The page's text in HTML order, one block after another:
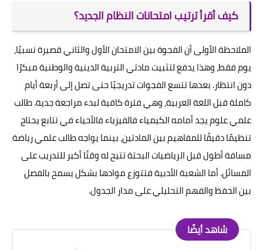
كيف أقرأ ترتيب امتحانات النظام الجديد؟
الملاحظة الأولى أن الفجوة بين الامتحان الأول والثاني قصيرة نسبيًا،
يوم فقط، وهذا يدفع لتثبيت مادتي التربية الدينية والوطنية مبكرًا
دون انتظار. بعدها تتسع الفجوات تدريجيًا حتى تصل إلى أربعة أيام
كاملة قبل اللغة العربية، وهي فترة كافية لبدء مراجعة جدية. طالب
علمي علوم يجد أمامه الكيمياء فالفيزياء فالأحياء في تتابع يحتاج
تنظيمًا دقيقًا للمفاهيم بين المادتين، بينما يواجه طالب علمي رياضة
مسافة أطول قبل الرياضيات البحتة تتيح له وقتًا أكبر للتدريب على
المسائل. أما الشعبة الأدبية فتتوزع موادها بشكل يسمح بالفصل
بين الحفظ والفهم التحليلي على مدار الجدول.
شاهد أيضًا